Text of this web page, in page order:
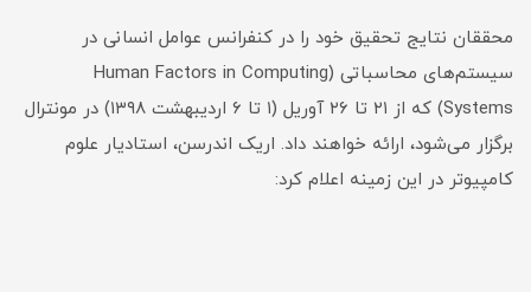
محققان نتایج تحقیق خود را در کنفرانس عوامل انسانی در
سیستم‌های محاسباتی (Human Factors in Computing
Systems) که از ۲۱ تا ۲۶ آوریل (‌۱ تا ۶ اردیبهشت ۱۳۹۸) در مونترال
برگزار می‌شود، ارائه خواهند داد. اریک اندرسن، استادیار علوم
کامپیوتر در این زمینه اعلام کرد: